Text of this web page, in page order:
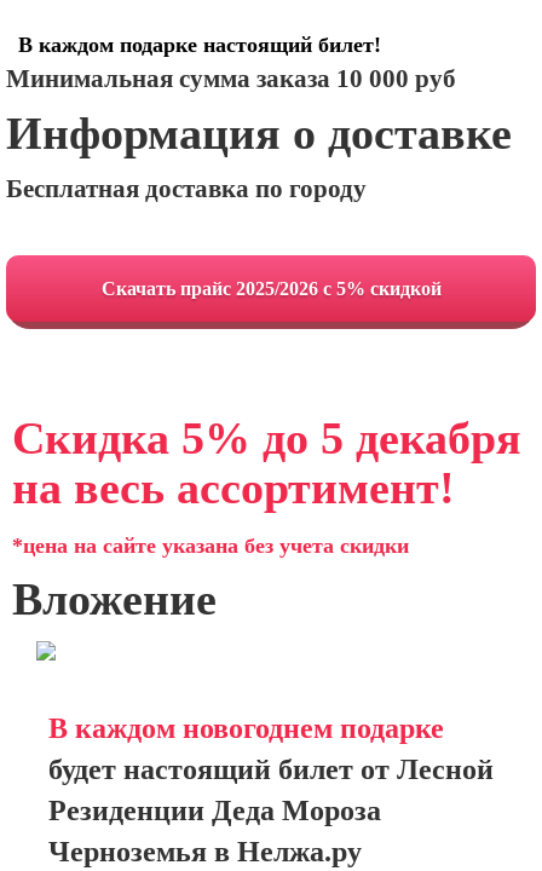
В каждом подарке настоящий билет!
Минимальная сумма заказа 10 000 руб
Информация о доставке
Бесплатная доставка по городу
Cкачать прайс 2025/2026 с 5% скидкой
Скидка 5% до 5 декабря
на весь ассортимент!
*цена на сайте указана без учета скидки
Вложение
В каждом новогоднем подарке
будет настоящий билет от Лесной
Резиденции Деда Мороза
Черноземья в Нелжа.ру